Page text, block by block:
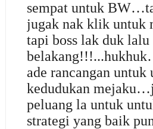
sempat untuk
jugak nak klik untuk
tapi boss lak duk
ade rancangan untuk
kedudukan
peluang la untuk
strategi yang baik